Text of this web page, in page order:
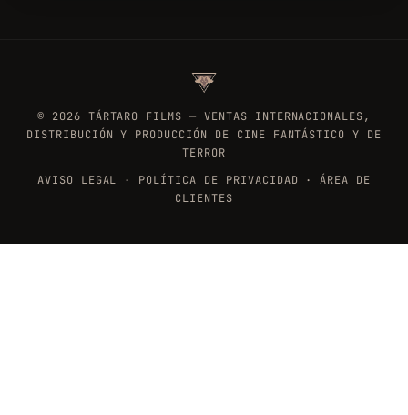
© 2026 TÁRTARO FILMS — VENTAS INTERNACIONALES,
DISTRIBUCIÓN Y PRODUCCIÓN DE CINE FANTÁSTICO Y DE
TERROR
AVISO LEGAL · POLÍTICA DE PRIVACIDAD ·ÁREA DE
CLIENTES